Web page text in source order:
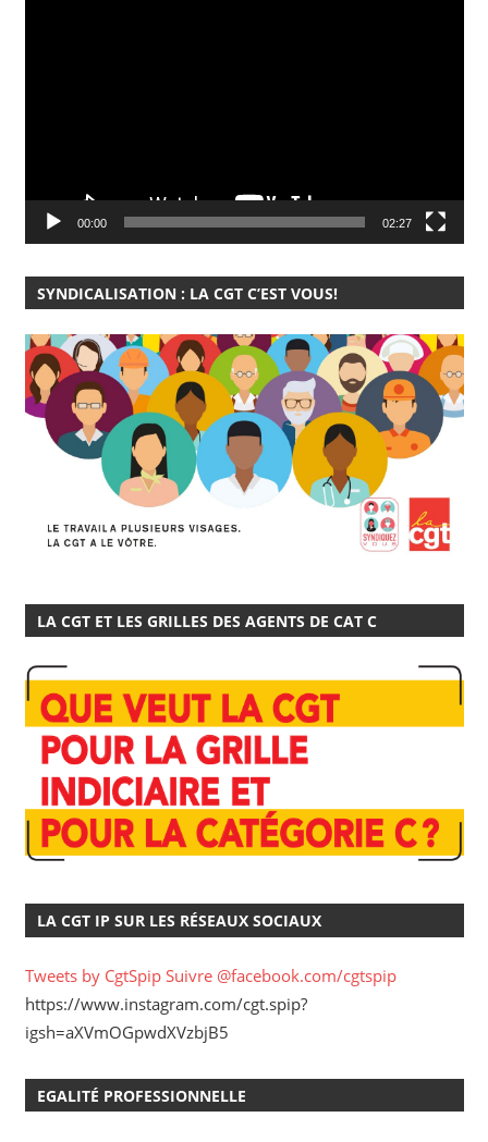
00:00 02:27
SYNDICALISATION : LA CGT C’EST VOUS!
LA CGT ET LES GRILLES DES AGENTS DE CAT C
LA CGT IP SUR LES RÉSEAUX SOCIAUX
Tweets by CgtSpip Suivre @facebook.com/cgtspip
https://www.instagram.com/cgt.spip?
igsh=aXVmOGpwdXVzbjB5
EGALITÉ PROFESSIONNELLE